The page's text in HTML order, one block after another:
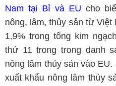
Nam tại Bỉ và EU cho
nông, lâm, thủy sản từ Việt
1,9% trong tổng kim
thứ 11 trong trong danh
nông lâm thủy sản vào
xuất khẩu nông lâm thủy